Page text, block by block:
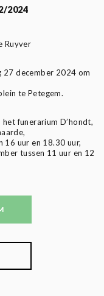
2024
Ruyver
december 2024 om
te Petegem.
funerarium D’hondt,
16 uur en 18.30 uur,
tussen 11 uur en 12